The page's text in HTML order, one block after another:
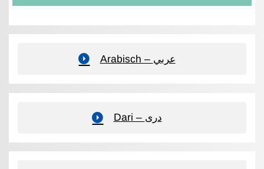
Arabisch – عربي
Dari – دری